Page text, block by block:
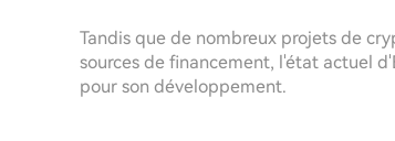
Tandis que de nombreux projets de
sources de financement, l'état actuel
pour son développement.